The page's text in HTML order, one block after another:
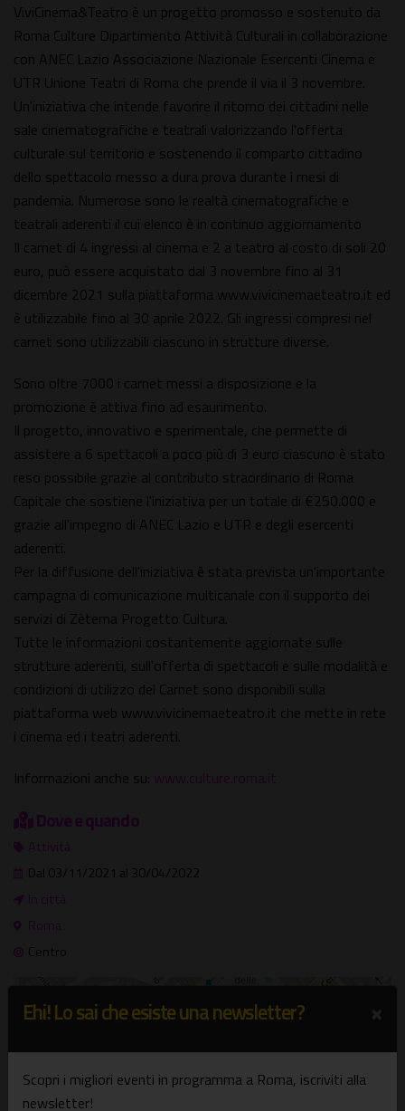
ViviCinema&Teatro è un progetto promosso e sostenuto da
Roma Culture Dipartimento Attività Culturali in collaborazione
con ANEC Lazio Associazione Nazionale Esercenti Cinema e
UTR Unione Teatri di Roma che prende il via il 3 novembre.
Un'iniziativa che intende favorire il ritorno dei cittadini nelle
sale cinematografiche e teatrali valorizzando l'offerta
culturale sul territorio e sostenendo il comparto cittadino
dello spettacolo messo a dura prova durante i mesi di
pandemia. Numerose sono le realtà cinematografiche e
teatrali aderenti il cui elenco è in continuo aggiornamento
Il carnet di 4 ingressi al cinema e 2 a teatro al costo di soli 20
euro, può essere acquistato dal 3 novembre fino al 31
dicembre 2021 sulla piattaforma www.vivicinemaeteatro.it ed
è utilizzabile fino al 30 aprile 2022. Gli ingressi compresi nel
carnet sono utilizzabili ciascuno in strutture diverse.
Sono oltre 7000 i carnet messi a disposizione e la
promozione è attiva fino ad esaurimento.
Il progetto, innovativo e sperimentale, che permette di
assistere a 6 spettacoli a poco più di 3 euro ciascuno è stato
reso possibile grazie al contributo straordinario di Roma
Capitale che sostiene l'iniziativa per un totale di €250.000 e
grazie all'impegno di ANEC Lazio e UTR e degli esercenti
aderenti.
Per la diffusione dell'iniziativa è stata prevista un'importante
campagna di comunicazione multicanale con il supporto dei
servizi di Zètema Progetto Cultura.
Tutte le informazioni costantemente aggiornate sulle
strutture aderenti, sull'offerta di spettacoli e sulle modalità e
condizioni di utilizzo del Carnet sono disponibili sulla
piattaforma web www.vivicinemaeteatro.it che mette in rete
i cinema ed i teatri aderenti.
Informazioni anche su: www.culture.roma.it
Dove e quando
Attività
Dal 03/11/2021 al 30/04/2022
In città
Roma
Centro
In città
+
Ehi! Lo sai che esiste una newsletter?
Scopri i migliori eventi in programma a Roma, iscriviti alla
newsletter!